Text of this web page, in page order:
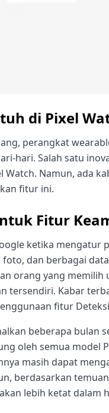
di Pixel
perangkat
hari. Salah satu
Watch. Namun, ada
fitur ini.
Fitur
ketika mengatur
foto, dan berbagai
orang yang
tersendiri. Kabar
fitur Deteksi
beberapa bulan
oleh semua model
masih dapat
berdasarkan
lebih ketat dalam